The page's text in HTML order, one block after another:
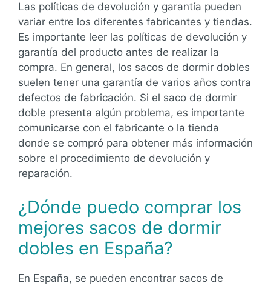
Las políticas de devolución y garantía pueden
variar entre los diferentes fabricantes y tiendas.
Es importante leer las políticas de devolución y
garantía del producto antes de realizar la
compra. En general, los sacos de dormir dobles
suelen tener una garantía de varios años contra
defectos de fabricación. Si el saco de dormir
doble presenta algún problema, es importante
comunicarse con el fabricante o la tienda
donde se compró para obtener más información
sobre el procedimiento de devolución y
reparación.
¿Dónde puedo comprar los
mejores sacos de dormir
dobles en España?
En España, se pueden encontrar sacos de